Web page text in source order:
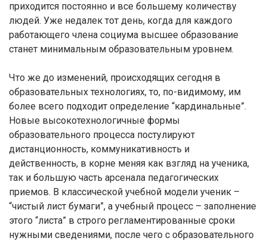
приходится постоянно и все большему количеству
людей. Уже недалек тот день, когда для каждого
работающего члена социума высшее образование
станет минимальным образовательным уровнем.
Что же до изменений, происходящих сегодня в
образовательных технологиях, то, по-видимому, им
более всего подходит определение “кардинальные”.
Новые высокотехнологичные формы
образовательного процесса постулируют
дистанционность, коммуникативность и
действенность, в корне меняя как взгляд на ученика,
так и большую часть арсенала педагогических
приемов. В классической учебной модели ученик –
“чистый лист бумаги”, а учебный процесс – заполнение
этого “листа” в строго регламентированные сроки
нужными сведениями, после чего с образовательного